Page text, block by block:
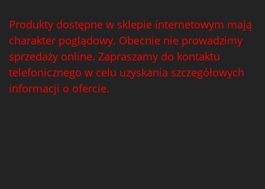
Produkty dostępne w sklepie internetowym mają
charakter poglądowy. Obecnie nie prowadzimy
sprzedaży online. Zapraszamy do kontaktu
telefonicznego w celu uzyskania szczegółowych
informacji o ofercie.